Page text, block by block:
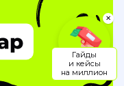
✕
Гайды
и кейсы
на миллион